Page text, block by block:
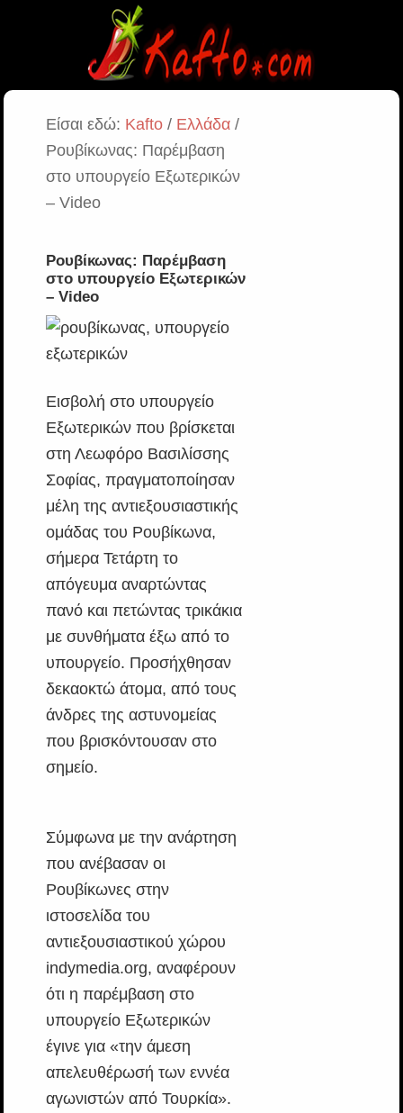
Είσαι εδώ: Kafto/ Ελλάδα/
Ρουβίκωνας: Παρέμβαση
στο υπουργείο Εξωτερικών
– Video
Ρουβίκωνας: Παρέμβαση
στο υπουργείο Εξωτερικών
– Video
Εισβολή στο υπουργείο
Εξωτερικών που βρίσκεται
στη Λεωφόρο Βασιλίσσης
Σοφίας, πραγματοποίησαν
μέλη της αντιεξουσιαστικής
ομάδας του Ρουβίκωνα,
σήμερα Τετάρτη το
απόγευμα αναρτώντας
πανό και πετώντας τρικάκια
με συνθήματα έξω από το
υπουργείο. Προσήχθησαν
δεκαοκτώ άτομα, από τους
άνδρες της αστυνομείας
που βρισκόντουσαν στο
σημείο.
Σύμφωνα με την ανάρτηση
που ανέβασαν οι
Ρουβίκωνες στην
ιστοσελίδα του
αντιεξουσιαστικού χώρου
indymedia.org, αναφέρουν
ότι η παρέμβαση στο
υπουργείο Εξωτερικών
έγινε για «την άμεση
απελευθέρωσή των εννέα
αγωνιστών από Τουρκία».